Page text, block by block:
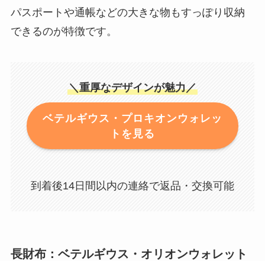
パスポートや通帳などの大きな物もすっぽり収納
できるのが特徴です。
＼重厚なデザインが魅力／
ベテルギウス・プロキオンウォレッ
トを見る
到着後14日間以内の連絡で返品・交換可能
長財布：ベテルギウス・オリオンウォレット